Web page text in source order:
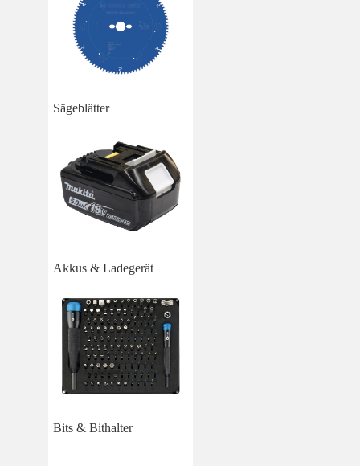
Sägeblätter
Akkus & Ladegerät
Bits & Bithalter